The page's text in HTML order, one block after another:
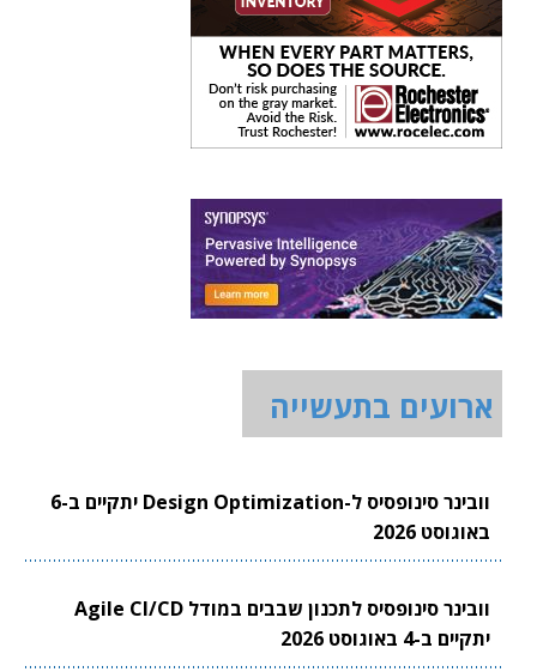
ארועים בתעשייה
וובינר סינופסיס ל-Design Optimization יתקיים ב-6
באוגוסט 2026
וובינר סינופסיס לתכנון שבבים במודל Agile CI/CD
יתקיים ב-4 באוגוסט 2026